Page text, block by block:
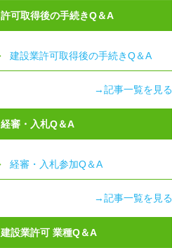
許可取得後の手続きQ＆A
建設業許可取得後の手続きQ＆A
→記事一覧を見る
経審・入札Q＆A
経審・入札参加Q＆A
→記事一覧を見る
建設業許可 業種Q＆A